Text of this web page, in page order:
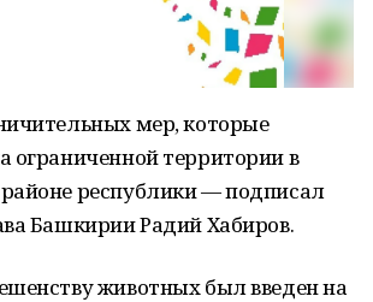
мер, которые
ограниченной территории в
республики — подписал
Башкирии Радий Хабиров.
животных был введен на